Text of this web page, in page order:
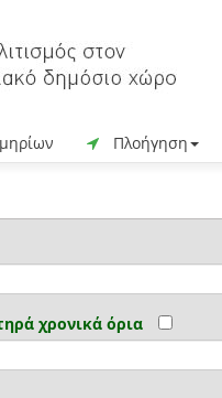
Πλοήγηση
χρονικά όρια